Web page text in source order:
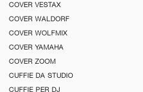
COVER VESTAX
COVER WALDORF
COVER WOLFMIX
COVER YAMAHA
COVER ZOOM
CUFFIE DA STUDIO
CUFFIE PER DJ